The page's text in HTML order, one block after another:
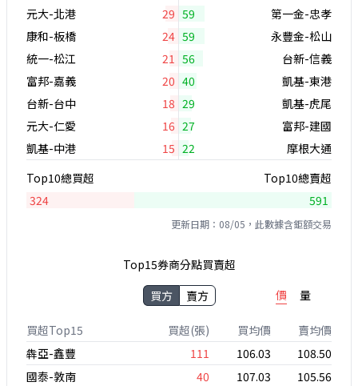
元大-北港
29 59
第一金-忠孝
康和-板橋
24 59
永豐金-松山
統一-松江
21 56
台新-信義
富邦-嘉義
20 40
凱基-東港
台新-台中
18 29
凱基-虎尾
元大-仁愛
16 27
富邦-建國
凱基-中港
15 22
摩根大通
Top10總買超
Top10總賣超
324
591
更新日期：08/05，此數據含鉅額交易
Top15券商分點買賣超
買方
賣方 價 量
買超Top15 買超(張) 買均價
賣均價
犇亞-鑫豐
111 106.03
108.50
國泰-敦南
40 107.03
105.56